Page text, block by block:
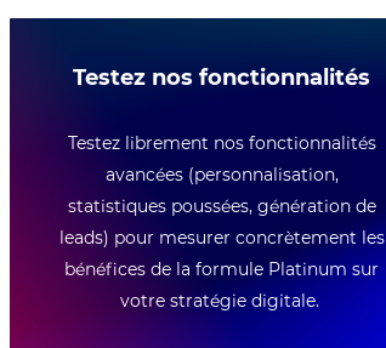
Testez nos fonctionnalités
Testez librement nos fonctionnalités
avancées (personnalisation,
statistiques poussées, génération de
leads) pour mesurer concrètement les
bénéfices de la formule Platinum sur
votre stratégie digitale.